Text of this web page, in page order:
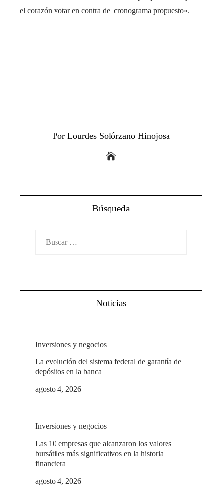
el corazón votar en contra del cronograma propuesto».
Por Lourdes Solórzano Hinojosa
Búsqueda
Noticias
Inversiones y negocios
La evolución del sistema federal de garantía de
depósitos en la banca
agosto 4, 2026
Inversiones y negocios
Las 10 empresas que alcanzaron los valores
bursátiles más significativos en la historia
financiera
agosto 4, 2026